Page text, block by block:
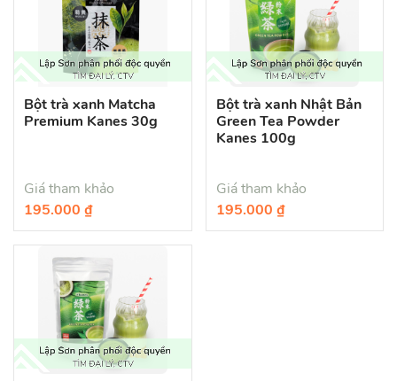
Bột trà xanh Matcha
Premium Kanes 30g
Giá tham khảo
195.000 ₫
Bột trà xanh Nhật Bản
Green Tea Powder
Kanes 100g
Giá tham khảo
195.000 ₫